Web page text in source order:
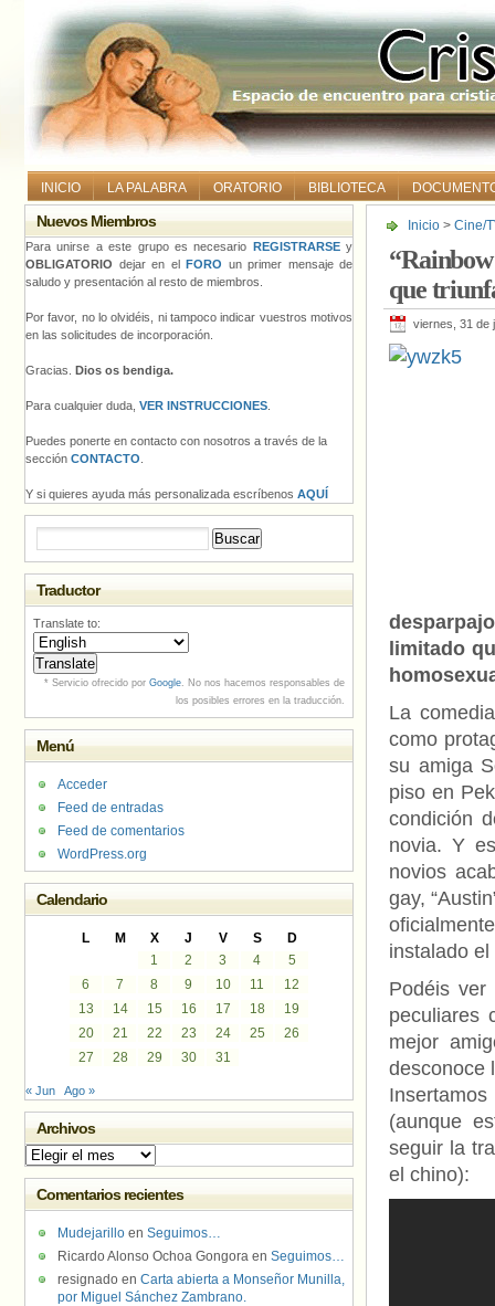
INICIO LA PALABRA ORATORIO BIBLIOTECA
Inicio > Cine/
que
viernes, 31 de
limitado
La
como
su amiga
piso en
condición
novia. Y
novios
gay,
instalado el
Podéis
peculiares
mejor
desconoce
(aunque
seguir la
el chino):
Nuevos Miembros
Para unirse a este grupo es necesario REGISTRARSEy
OBLIGATORIO dejar en el FORO un primer mensaje de
saludo y presentación al resto de miembros.
Por favor, no lo olvidéis, ni tampoco indicar vuestros motivos
en las solicitudes de incorporación.
Gracias. Dios os bendiga.
Para cualquier duda, VER INSTRUCCIONES
Puedes ponerte en contacto con nosotros a través de la
sección CONTACTO
Y si quieres ayuda más personalizada escríbenos AQUÍ
Traductor
Translate to:
* Servicio ofrecido por Google. No nos hacemos responsables de
los posibles errores en la traducción.
Menú
Acceder
Feed de entradas
Feed de comentarios
WordPress.org
Calendario
L M X J V S
D
1
2 3 4
5
6
7 8 9 10 11
12
13
14 15 16 17 18
19
20
21 22 23 24 25
26
27
28 29 30 31
« Jun Ago »
Archivos
Archivos
Comentarios recientes
Mudejarillo en Seguimos…
Ricardo Alonso Ochoa Gongora en Seguimos…
resignado en Carta abierta a Monseñor Munilla,
por Miguel Sánchez Zambrano.